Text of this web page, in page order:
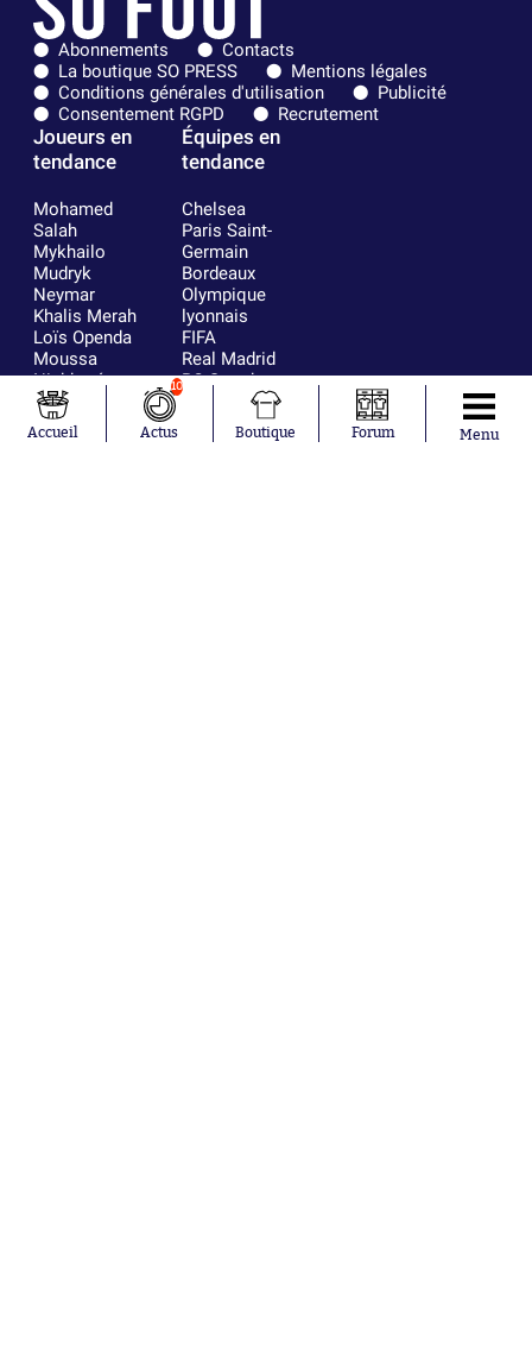
Abonnements
Contacts
La boutique SO PRESS
Mentions légales
Conditions générales d'utilisation
Publicité
Consentement RGPD
Recrutement
Joueurs en
tendance
Mohamed
Salah
Mykhailo
Mudryk
Neymar
Khalis Merah
Loïs Openda
Moussa
Niakhaté
Nicolás
Tagliafico
Pavel Šulc
Équipes en
tendance
Chelsea
Paris Saint-
Germain
Bordeaux
Olympique
lyonnais
FIFA
Real Madrid
RC Strasbourg
AC Milan
RC Lens
Accueil
10
Actus Boutique Forum Menu